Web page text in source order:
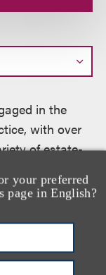
your preferred
page in English?
in the
with over
of estate-